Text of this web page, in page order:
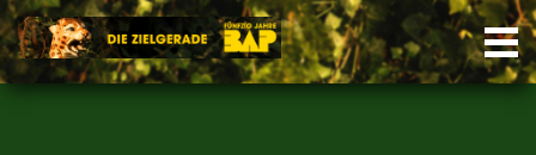
Skip
to
content